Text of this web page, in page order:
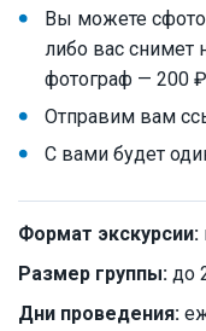
Вы можете
либо вас
фотограф — 200
Отправим вам
С вами будет
Формат экскурсии:
Размер группы: до
Дни проведения: